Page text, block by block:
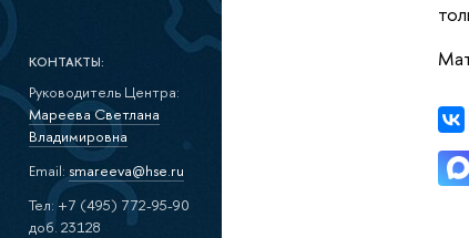
КОНТАКТЫ:
Руководитель Центра:
Мареева Светлана
Владимировна
Email: smareeva@hse.ru
Тел: +7 (495) 772-95-90
доб. 23128